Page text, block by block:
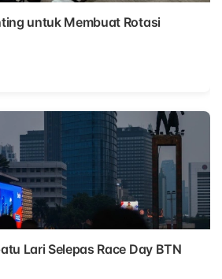
untuk Membuat Rotasi
Lari Selepas Race Day BTN